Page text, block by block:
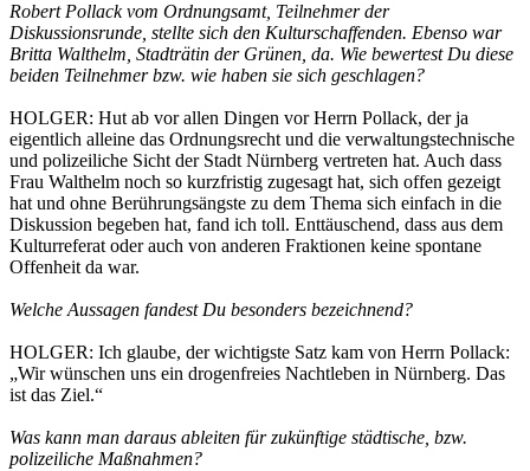
Robert Pollack vom Ordnungsamt, Teilnehmer der
Diskussionsrunde, stellte sich den Kulturschaffenden. Ebenso war
Britta Walthelm, Stadträtin der Grünen, da. Wie bewertest Du diese
beiden Teilnehmer bzw. wie haben sie sich geschlagen?
HOLGER: Hut ab vor allen Dingen vor Herrn Pollack, der ja
eigentlich alleine das Ordnungsrecht und die verwaltungstechnische
und polizeiliche Sicht der Stadt Nürnberg vertreten hat. Auch dass
Frau Walthelm noch so kurzfristig zugesagt hat, sich offen gezeigt
hat und ohne Berührungsängste zu dem Thema sich einfach in die
Diskussion begeben hat, fand ich toll. Enttäuschend, dass aus dem
Kulturreferat oder auch von anderen Fraktionen keine spontane
Offenheit da war.
Welche Aussagen fandest Du besonders bezeichnend?
HOLGER: Ich glaube, der wichtigste Satz kam von Herrn Pollack:
„Wir wünschen uns ein drogenfreies Nachtleben in Nürnberg. Das
ist das Ziel.“
Was kann man daraus ableiten für zukünftige städtische, bzw.
polizeiliche Maßnahmen?